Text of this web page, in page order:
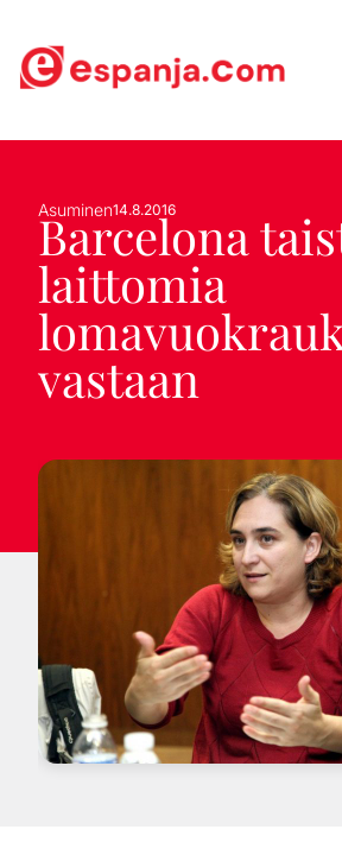
Asuminen14.8.2016
Barcelona
laittomia
vastaan